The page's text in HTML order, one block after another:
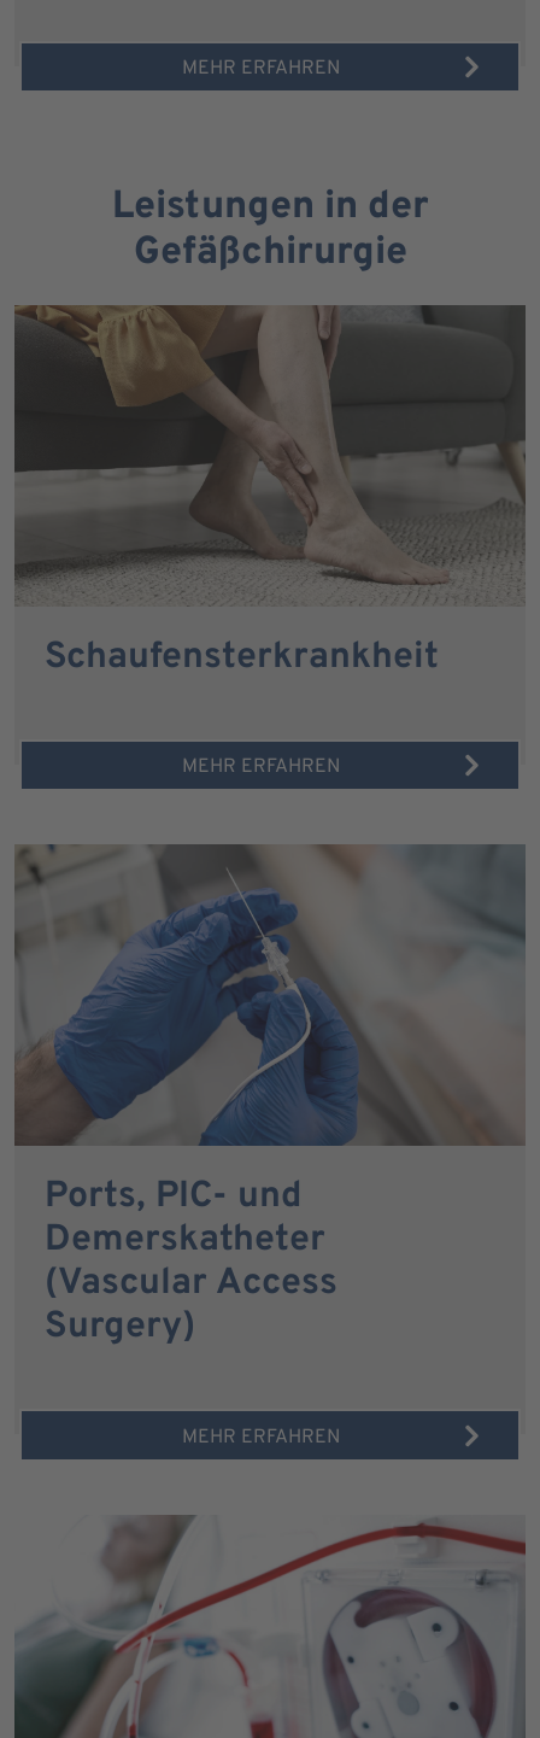
MEHR ERFAHREN
Leistungen in der
Gefäßchirurgie
Schaufensterkrankheit
MEHR ERFAHREN
Ports, PIC- und
Demerskatheter
(Vascular Access
Surgery)
MEHR ERFAHREN